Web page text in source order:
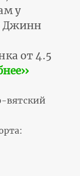
у
Джинн
от 4.5
вятский